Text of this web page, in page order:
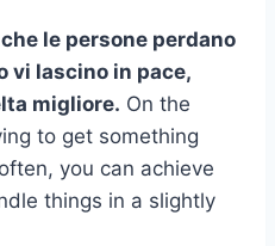
le persone perdano
vi lascino in pace,
migliore. On the
to get something
you can achieve
things in a slightly